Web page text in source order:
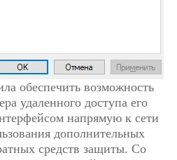
обеспечить возможность
удаленного доступа его
напрямую к сети
дополнительных
средств защиты. Со